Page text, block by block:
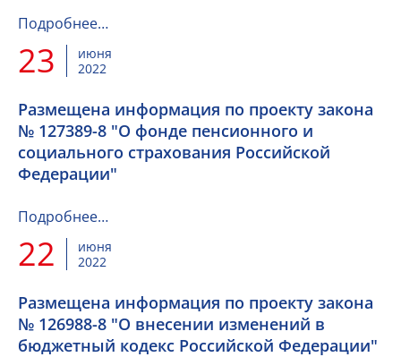
Подробнее…
23
июня
2022
Размещена информация по проекту закона
№ 127389-8 "О фонде пенсионного и
социального страхования Российской
Федерации"
Подробнее…
22
июня
2022
Размещена информация по проекту закона
№ 126988-8 "О внесении изменений в
бюджетный кодекс Российской Федерации"